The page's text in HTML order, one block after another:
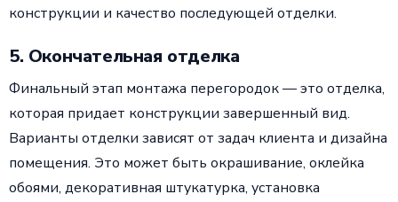
конструкции и качество последующей отделки.
5. Окончательная отделка
Финальный этап монтажа перегородок — это отделка,
которая придает конструкции завершенный вид.
Варианты отделки зависят от задач клиента и дизайна
помещения. Это может быть окрашивание, оклейка
обоями, декоративная штукатурка, установка